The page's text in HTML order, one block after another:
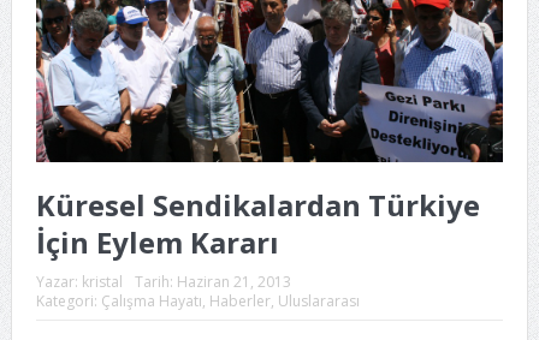
Küresel Sendikalardan Türkiye
İçin Eylem Kararı
Yazar: kristal Tarih: Haziran 21, 2013
Kategori: Çalışma Hayatı, Haberler, Uluslararası